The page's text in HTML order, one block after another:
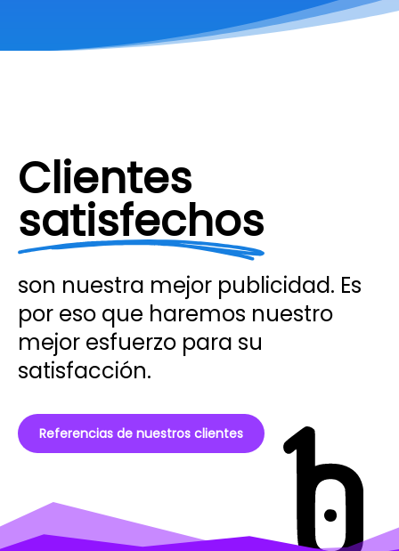
Clientes
satisfechos
son nuestra mejor publicidad. Es
por eso que haremos nuestro
mejor esfuerzo para su
satisfacción.
Referencias de nuestros clientes